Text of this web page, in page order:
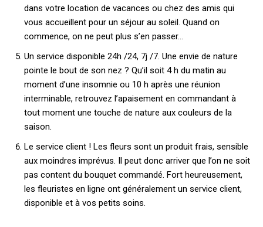
dans votre location de vacances ou chez des amis qui
vous accueillent pour un séjour au soleil. Quand on
commence, on ne peut plus s’en passer…
Un service disponible 24h /24, 7j /7. Une envie de nature
pointe le bout de son nez ? Qu’il soit 4 h du matin au
moment d’une insomnie ou 10 h après une réunion
interminable, retrouvez l’apaisement en commandant à
tout moment une touche de nature aux couleurs de la
saison.
Le service client ! Les fleurs sont un produit frais, sensible
aux moindres imprévus. Il peut donc arriver que l’on ne soit
pas content du bouquet commandé. Fort heureusement,
les fleuristes en ligne ont généralement un service client,
disponible et à vos petits soins.